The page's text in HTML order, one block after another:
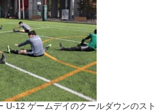
U-12 ゲームデイのクールダウンのスト